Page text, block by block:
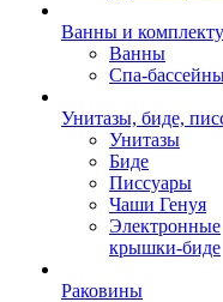
Ванны и
Ванны
Спа-
Унитазы, биде,
Унитазы
Биде
Писсуары
Чаши Генуя
Электронные
крышки-биде
Раковины